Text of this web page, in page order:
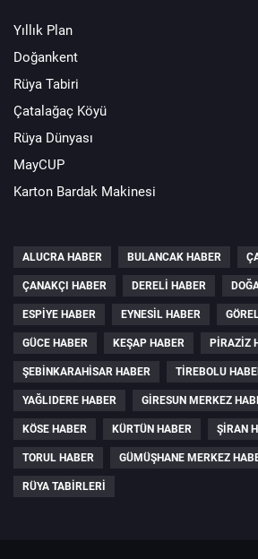
Yıllık Plan
Doğankent
Rüya Tabiri
Çatalağaç Köyü
Rüya Dünyası
MayCUP
Karton Bardak Makinesi
ALUCRA HABER BULANCAK HABER
ÇANAKÇI HABER DERELI HABER
ESPIYE HABER EYNESIL HABER
GÜCE HABER KEŞAP HABER PIRAZIZ
ŞEBINKARAHISAR HABER TIREBOLU
YAĞLIDERE HABER GIRESUN MERKEZ
KÖSE HABER KÜRTÜN HABER ŞIRAN
TORUL HABER GÜMÜŞHANE MERKEZ
RÜYA TABIRLERI